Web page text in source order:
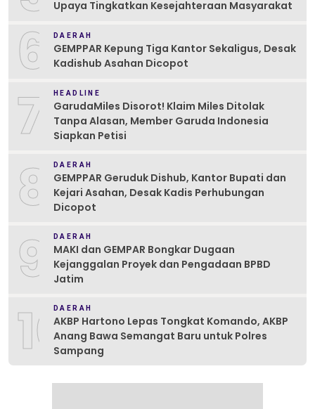
Upaya Tingkatkan Kesejahteraan Masyarakat
6 DAERAH
GEMPPAR Kepung Tiga Kantor Sekaligus, Desak
Kadishub Asahan Dicopot
7 HEADLINE
GarudaMiles Disorot! Klaim Miles Ditolak
Tanpa Alasan, Member Garuda Indonesia
Siapkan Petisi
8 DAERAH
GEMPPAR Geruduk Dishub, Kantor Bupati dan
Kejari Asahan, Desak Kadis Perhubungan
Dicopot
9 DAERAH
MAKI dan GEMPAR Bongkar Dugaan
Kejanggalan Proyek dan Pengadaan BPBD
Jatim
10DAERAH
AKBP Hartono Lepas Tongkat Komando, AKBP
Anang Bawa Semangat Baru untuk Polres
Sampang